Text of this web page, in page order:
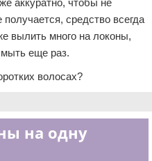
аккуратно, чтобы не
средство всегда
вылить много на локоны,
мыть еще раз.
волосах?
на одну